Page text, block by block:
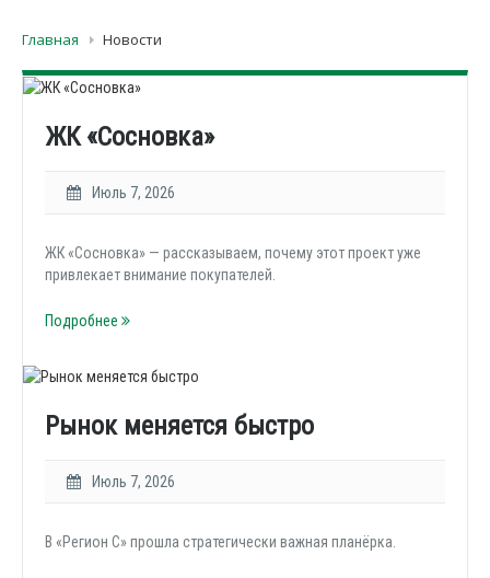
Главная Новости
ЖК «Сосновка»
Июль 7, 2026
ЖК «Сосновка» — рассказываем, почему этот проект уже
привлекает внимание покупателей.
Подробнее
Рынок меняется быстро
Июль 7, 2026
В «Регион С» прошла стратегически важная планёрка.